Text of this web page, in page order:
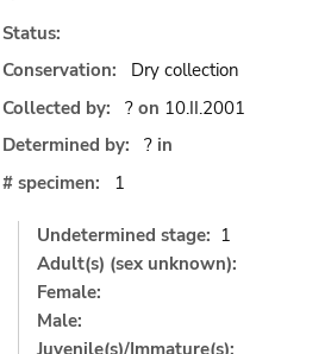
Status:
Conservation:
Dry collection
Collected by:
? on 10.II.2001
Determined by:
? in
# specimen:
1
Undetermined stage: 1
Adult(s) (sex unknown):
Female:
Male:
Juvenile(s)/Immature(s):